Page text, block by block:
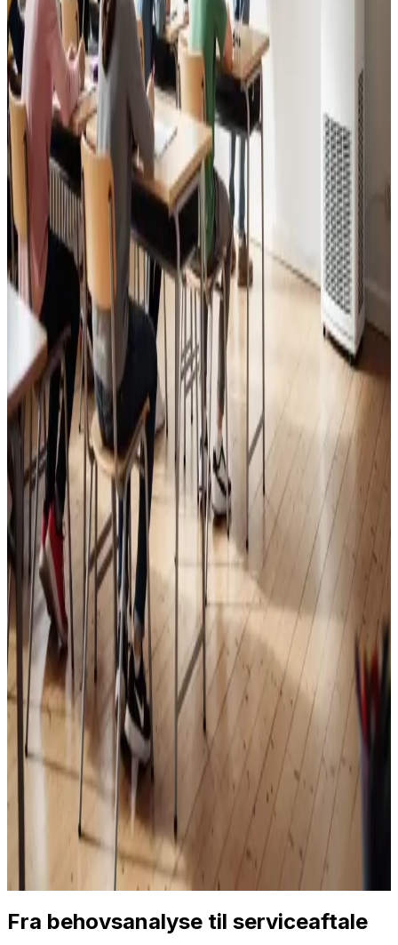
Skoleventilation
Frisk luft og bedre koncentration i skoler og institutioner
i Solrød.
Læs mere
Fra behovsanalyse til serviceaftale